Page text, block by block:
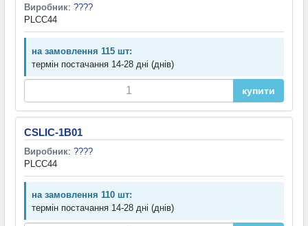
Виробник: ????
PLCC44
на замовлення 115 шт:
термін постачання 14-28 дні (днів)
купити
CSLIC-1B01
Виробник: ????
PLCC44
на замовлення 110 шт:
термін постачання 14-28 дні (днів)